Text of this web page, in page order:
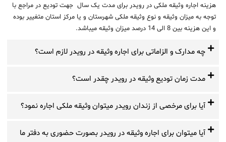
هزینه اجاره وثیقه ملکی در رویدر برای مدت یک سال جهت تودیع در مراجع با
توجه به میزان وثیقه و نوع وثیقه ملکی شهرستان و یا مرکز استان متغییر بوده
و این هزینه بین 8 الی 14 درصد میزان وثیقه میباشد.
چه مدارک و الزاماتی برای اجاره وثیقه در رویدر لازم است؟
مدت زمان تودیع وثیقه در رویدر چقدر است؟
آیا برای مرخصی از زندان رویدر میتوان وثیقه ملکی اجاره نمود؟
آیا میتوان برای اجاره وثیقه در رویدر بصورت حضوری به دفتر ما